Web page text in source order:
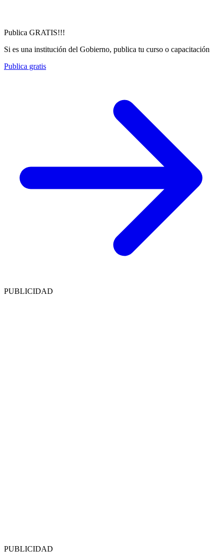
Publica GRATIS!!!
Si es una institución del Gobierno, publica tu curso o capacitación
Publica gratis
PUBLICIDAD
PUBLICIDAD